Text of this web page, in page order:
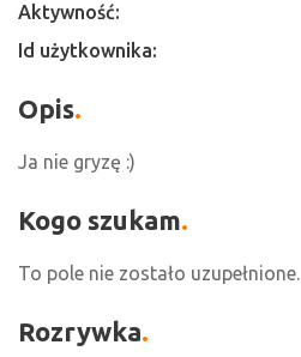
Aktywność:
Id użytkownika:
Opis
Ja nie gryzę :)
Kogo szukam
To pole nie zostało uzupełnione.
Rozrywka